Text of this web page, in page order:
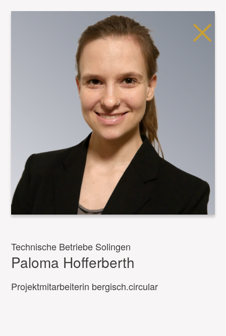
Technische Betriebe Solingen
Paloma Hofferberth
Projektmitarbeiterin bergisch.circular